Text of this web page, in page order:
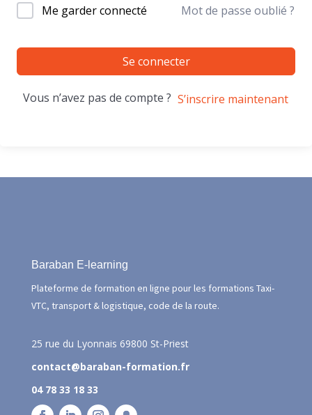
Me garder connecté Mot de passe oublié ?
Se connecter
Vous n’avez pas de compte ? S’inscrire maintenant
Baraban E-learning
Plateforme de formation en ligne pour les formations Taxi-
VTC, transport & logistique, code de la route.
25 rue du Lyonnais 69800 St-Priest
contact@baraban-formation.fr
04 78 33 18 33